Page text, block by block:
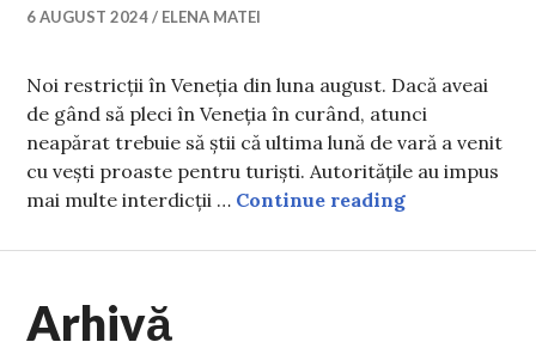
6 AUGUST 2024 ELENA MATEI
Noi restricții în Veneția din luna august. Dacă aveai
de gând să pleci în Veneția în curând, atunci
neapărat trebuie să știi că ultima lună de vară a venit
cu vești proaste pentru turiști. Autoritățile au impus
mai multe interdicții … Continue readingNoi restricții
Arhivă